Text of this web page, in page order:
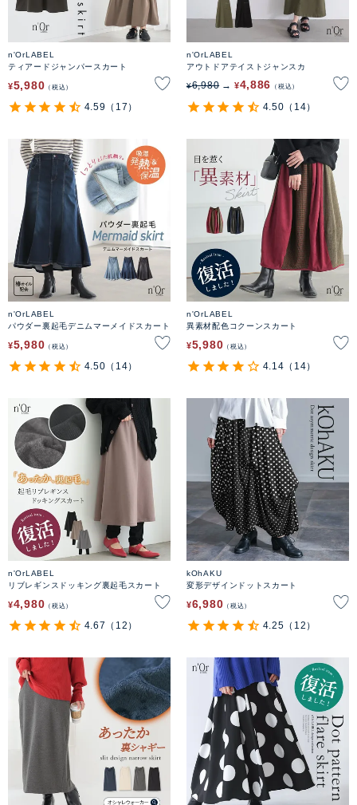
n'OrLABEL
ティアードジャンパースカート
¥5,980 税込
4.59 （17）
n'OrLABEL
アウトドアテイストジャンスカ
¥6,980 ¥4,886 税込
4.50 （14）
n'OrLABEL
パウダー裏起毛デニムマーメイドスカート
¥5,980 税込
4.50 （14）
n'OrLABEL
異素材配色コクーンスカート
¥5,980 税込
4.14 （14）
n'OrLABEL
リブレギンスドッキング裏起毛スカート
¥4,980 税込
4.67 （12）
kOhAKU
変形デザインドットスカート
¥6,980 税込
4.25 （12）